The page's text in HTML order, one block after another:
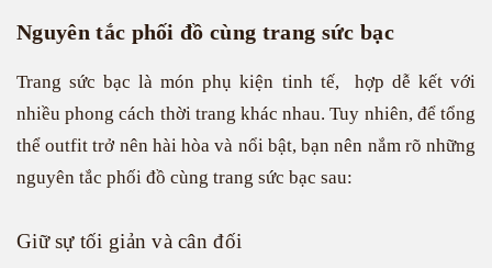
Nguyên tắc phối đồ cùng trang sức bạc
Trang sức bạc là món phụ kiện tinh tế, hợp dễ kết với
nhiều phong cách thời trang khác nhau. Tuy nhiên, để tổng
thể outfit trở nên hài hòa và nổi bật, bạn nên nắm rõ những
nguyên tắc phối đồ cùng trang sức bạc sau:
Giữ sự tối giản và cân đối